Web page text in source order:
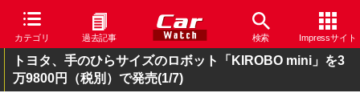
カテゴリ 過去記事 検索 Impressサイト
トヨタ、手のひらサイズのロボット「KIROBO mini」を3
万9800円（税別）で発売(1/7)